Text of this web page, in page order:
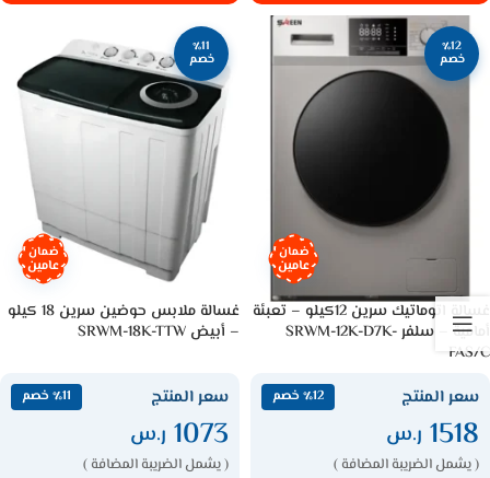
٪12
خصم
ضمان
عامين
غسالة اتوماتيك سرين 12كيلو – تعبئة
أمامية – سلفر SRWM-12K-D7K-
FAS/C
سعر المنتج ٪12 خصم
1518 ر.س
( يشمل الضريبة المضافة )
٪11
خصم
ضمان
عامين
غسالة ملابس حوضين سرين 18 كيلو
– أبيض SRWM-18K-TTW
سعر المنتج ٪11 خصم
1073 ر.س
( يشمل الضريبة المضافة )